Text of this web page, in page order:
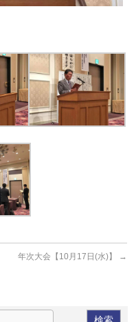
年次大会【10月17日(水)】 →